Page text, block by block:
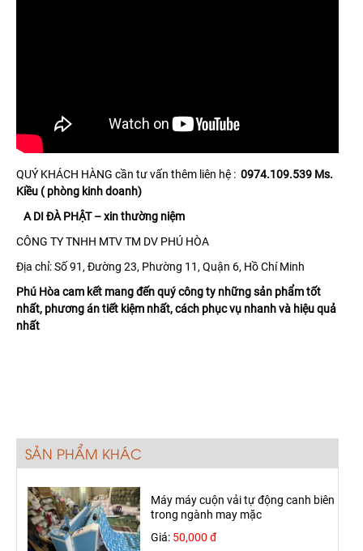
QUÝ KHÁCH HÀNG cần tư vấn thêm liên hệ : 0974.109.539 Ms.
Kiều ( phòng kinh doanh)
A DI ĐÀ PHẬT – xin thường niệm
CÔNG TY TNHH MTV TM DV PHÚ HÒA
Địa chỉ: Số 91, Đường 23, Phường 11, Quận 6, Hồ Chí Minh
Phú Hòa cam kết mang đến quý công ty những sản phẩm tốt
nhất, phương án tiết kiệm nhất, cách phục vụ nhanh và hiệu quả
nhất
SẢN PHẨM KHÁC
Máy máy cuộn vải tự động canh biên
trong ngành may mặc
Giá: 50,000 đ